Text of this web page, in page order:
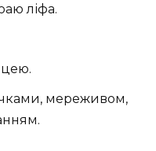
ліфа.
мереживом,